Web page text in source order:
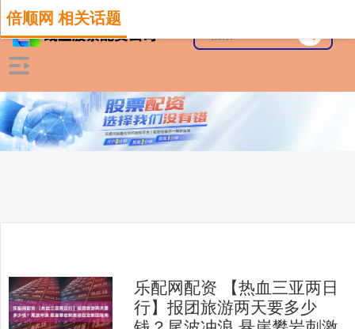
倍顺网 相关话题
乐配网配资 【热血三亚两日
行】报团旅游两天要多少